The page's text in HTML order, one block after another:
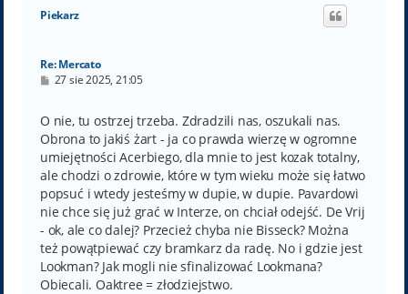
Piekarz
Re: Mercato
P27 sie 2025, 21:05
O nie, tu ostrzej trzeba. Zdradzili nas, oszukali nas.
Obrona to jakiś żart - ja co prawda wierzę w ogromne
umiejętności Acerbiego, dla mnie to jest kozak totalny,
ale chodzi o zdrowie, które w tym wieku może się łatwo
popsuć i wtedy jesteśmy w dupie, w dupie. Pavardowi
nie chce się już grać w Interze, on chciał odejść. De Vrij
- ok, ale co dalej? Przecież chyba nie Bisseck? Można
też powątpiewać czy bramkarz da radę. No i gdzie jest
Lookman? Jak mogli nie sfinalizować Lookmana?
Obiecali. Oaktree = złodziejstwo.